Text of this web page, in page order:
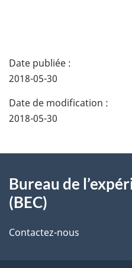
g
a
t
n
d
a
é
t
a
i
l
s
d
Date publiée :
2018-05-30
Date de modification :
2018-05-30
propos
de
ce
Bureau de
(BEC)
Contactez-nous